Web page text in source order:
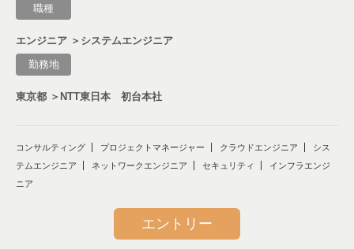
職種
エンジニア ＞システムエンジニア
勤務地
東京都 ＞NTT東日本 初台本社
コンサルティング プロジェクトマネージャー クラウドエンジニア
シス
テムエンジニア
ネットワークエンジニア セキュリティ
インフラエンジ
ニア
エントリー